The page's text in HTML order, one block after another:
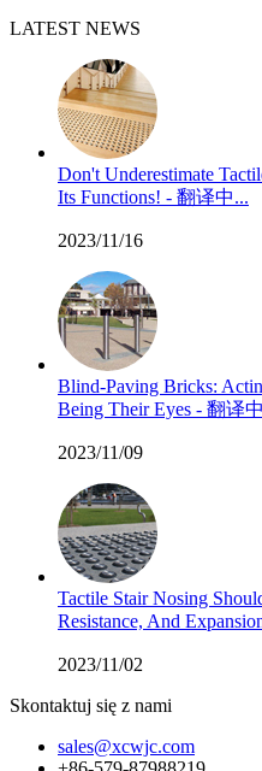
LATEST NEWS
Don't Underestimate
Its Functions! - 翻译中...
2023/11/16
Blind-Paving Bricks:
Being Their Eyes - 翻译
2023/11/09
Tactile Stair Nosing
Resistance, And
2023/11/02
Skontaktuj się z nami
sales@xcwjc.com